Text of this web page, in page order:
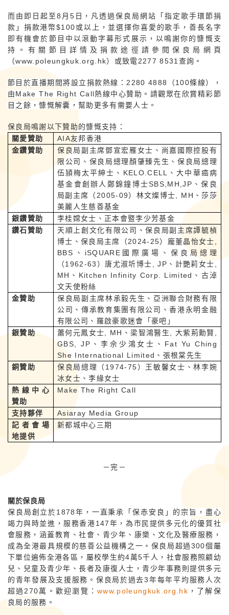
而由即日起至8月5日，凡透過保良局網站「指定歌手環節捐
款」捐款港幣$100或以上，並選擇你喜愛的歌手，善長名字
即有機會於節目中以滾動字幕形式展示，以鳴謝你的慷慨支
持。有關節目詳情及捐款途徑請參閱保良局網頁
（www.poleungkuk.org.hk）或致電2277 8531查詢。
節目於直播期間將設立捐款熱線：2280 4888（100條線），
由Make The Right Call熱線中心贊助。請觀眾在欣賞精彩節
目之餘，慷慨解囊，幫助更多有需要人士。
保良局鳴謝以下贊助的慷慨支持：
關愛贊助
AIA友邦香港
金鑽贊助
保良局副主席鄧宣宏雁女士、尚嘉國際控股有
限公司、保良局總理顏肇臻先生、保良局總理
伍頴梅太平紳士、KELO.CELL、大中華癌病
基金會創辦人鄭錦鐘博士SBS,MH,JP、保良
局副主席（2005-09）林文燦博士, MH、莎莎
美麗人生慈善基金
銀鑽贊助
李桂嫦女士、正本會暨李少芳基金
鑽石贊助
天順上創文化有限公司、保良局副主席譚毓楨
博士、保良局主席（2024-25）龐董晶怡女士,
BBS、iSQUARE國際廣場、保良局總理
（1962-63）唐尤淑圻博士, JP、計艷莉女士,
MH、Kitchen Infinity Corp. Limited、古淖
文天使粉絲
金贊助
保良局副主席林承毅先生、亞洲聯合財務有限
公司、傳承教育集團有限公司、香港永明金融
有限公司、羅啟豪歌迷會「豪吧」
銀贊助
蕭何元鳳女士, MH、梁智鴻醫生, 大紫荊勳賢,
GBS, JP、李佘少鴻女士、Fat Yu Ching
She International Limited、張根棠先生
銅贊助
保良局總理（1974-75）王敏馨女士、林李婉
冰女士、李緣女士
熱線中心
贊助
Make The Right Call
支持夥伴
Asiaray Media Group
記者會場
地提供
新都城中心三期
－完－
關於保良局
保良局創立於1878年，一直秉承「保赤安良」的宗旨，盡心
竭力與時並進，服務香港147年，為市民提供多元化的優質社
會服務，涵蓋教育、社會、青少年、康樂、文化及醫療服務，
成為全港最具規模的慈善公益機構之一。保良局超過300個屬
下單位遍佈全港各區，屬校學生約4萬5千人，社會服務照顧幼
兒、兒童及青少年、長者及康復人士，青少年事務則提供多元
的青年發展及支援服務。保良局於過去3年每年平均服務人次
超過 270萬。歡迎瀏覽：www.poleungkuk.org.hk ，了解保
良局的服務。